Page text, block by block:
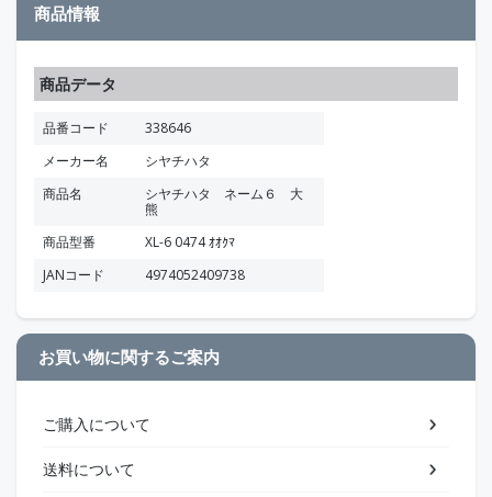
商品情報
商品データ
品番コード
338646
メーカー名
シヤチハタ
商品名
シヤチハタ ネーム６ 大
熊
商品型番
XL-6 0474 ｵｵｸﾏ
JANコード
4974052409738
お買い物に関するご案内
ご購入について
送料について